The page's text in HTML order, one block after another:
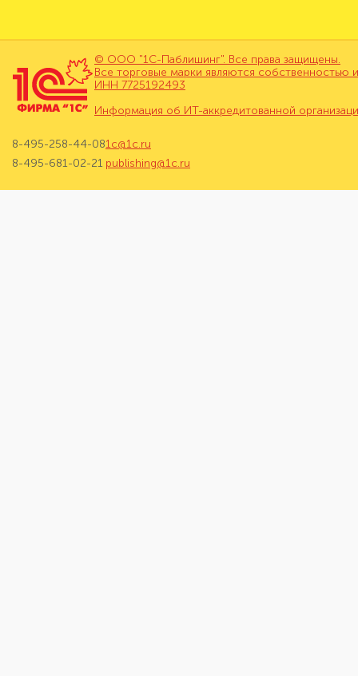
© ООО "1С-Паблишинг". Все права защищены.
Все торговые марки являются собственностью
ИНН 7725192493
Информация об ИТ-аккредитованной
8-495-258-44-08
8-495-681-02-21
1c@1c.ru
publishing@1c.ru